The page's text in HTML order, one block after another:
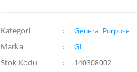
Kategori General Purpose
Marka GI
Stok Kodu 140308002